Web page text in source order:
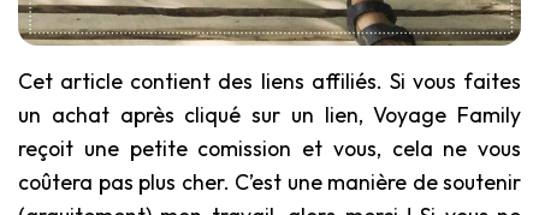
Cet article contient des liens affiliés. Si vous faites
un achat après cliqué sur un lien, Voyage Family
reçoit une petite comission et vous, cela ne vous
coûtera pas plus cher. C’est une manière de soutenir